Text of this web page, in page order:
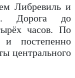
Либревиль и
Дорога до
часов. По
и постепенно
центрального